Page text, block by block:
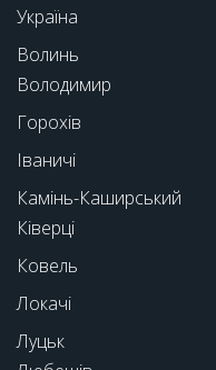
Україна
Волинь
Володимир
Горохів
Іваничі
Камінь-Каширський
Ківерці
Ковель
Локачі
Луцьк